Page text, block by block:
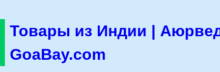
Товары из Индии |
GoaBay.com